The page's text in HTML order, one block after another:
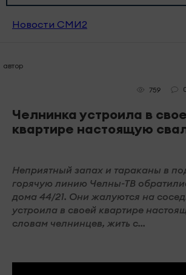
Новости СМИ2
автор
759
Челнинка устроила в
квартире настоящую
Неприятный запах и тараканы в
горячую линию Челны-ТВ
дома 44/21. Они жалуются на
устроила в своей квартире
словам челнинцев, жить с...